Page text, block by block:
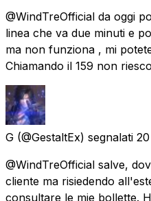
@WindTreOfficial da oggi
linea che va due minuti e
ma non funziona , mi
Chiamando il 159 non
G (@GestaltEx) segnalati
@WindTreOfficial salve,
cliente ma risiedendo
consultare le mie bollette.